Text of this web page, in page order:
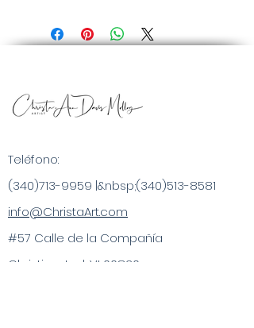
Teléfono:
(340)713-9959 |&nbsp;(340)513-8581
info@ChristaArt.com
#57 Calle de la Compañía
Christiansted, VI 00820